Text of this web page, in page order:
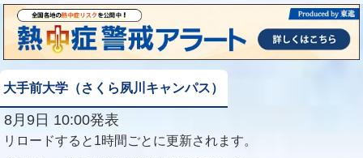
大手前大学（さくら夙川キャンパス）
8月9日 10:00発表
リロードすると1時間ごとに更新されます。